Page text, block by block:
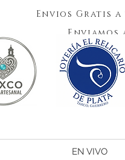
Envios Gratis
Enviamos
EN VIVO